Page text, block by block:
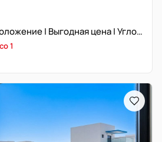
Премиальное расположение | Выгодная цена | Угловая планировка
1